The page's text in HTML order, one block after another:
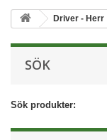
Driver - Herr
SÖK
Sök produkter: